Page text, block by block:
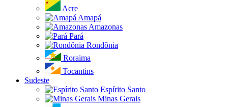
Acre
Amapá
Amazonas
Pará
Rondônia
Roraima
Tocantins
Sudeste
Espírito Santo
Minas Gerais